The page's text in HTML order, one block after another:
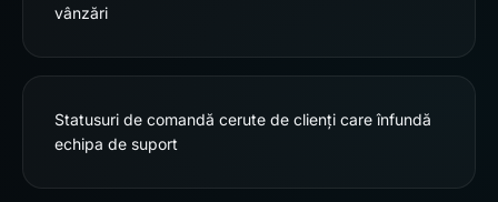
vânzări
Statusuri de comandă cerute de clienți care înfundă
echipa de suport